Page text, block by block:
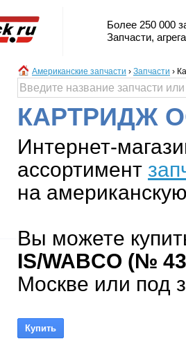
Более 250 000
Запчасти,
Американские запчасти › Запчасти ›
КАРТРИДЖ
Интернет-
ассортимент
на
Вы можете
IS/WABCO (№
Москве или под